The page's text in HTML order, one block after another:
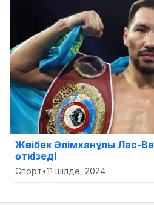
Жәнібек Әлімханұлы Лас-
өткізеді
Спорт•11 шілде, 2024